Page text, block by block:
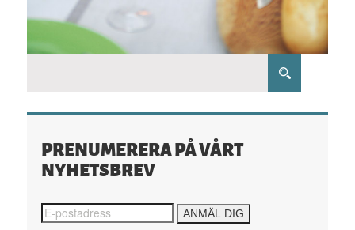
PRENUMERERA PÅ VÅRT
NYHETSBREV